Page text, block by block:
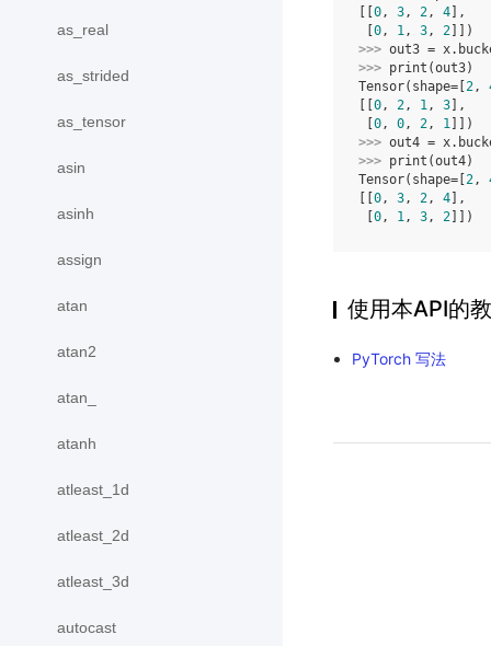
as_real
as_strided
as_tensor
asin
asinh
assign
atan
atan2
atan_
atanh
atleast_1d
atleast_2d
atleast_3d
autocast
0, 3, 2, 4 ],
0, 1, 3, 2 ]])
>>> out3 = x.
>>> print (out3)
Tensor(shape=[ 2,
0, 2, 1, 3 ],
0, 0, 2, 1 ]])
>>> out4 = x.
>>> print (out4)
Tensor(shape=[ 2,
0, 3, 2, 4 ],
0, 1, 3, 2 ]])
使用本API的
PyTorch 写法